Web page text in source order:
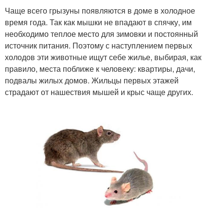
Чаще всего грызуны появляются в доме в холодное
время года. Так как мышки не впадают в спячку, им
необходимо теплое место для зимовки и постоянный
источник питания. Поэтому с наступлением первых
холодов эти животные ищут себе жилье, выбирая, как
правило, места поближе к человеку: квартиры, дачи,
подвалы жилых домов. Жильцы первых этажей
страдают от нашествия мышей и крыс чаще других.